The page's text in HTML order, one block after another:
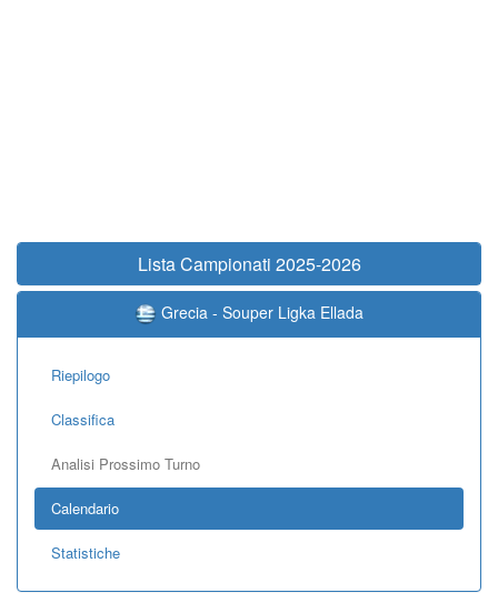
Lista Campionati 2025-2026
Grecia - Souper Ligka Ellada
Riepilogo
Classifica
Analisi Prossimo Turno
Calendario
Statistiche